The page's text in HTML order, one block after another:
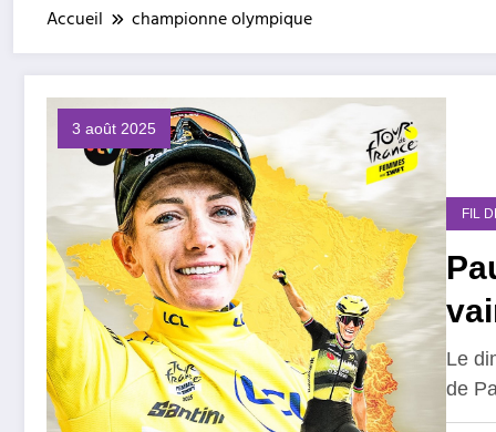
Accueil championne olympique
3 août 2025
FIL
Le
de